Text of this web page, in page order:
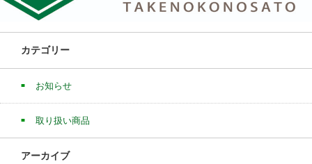
カテゴリー
お知らせ
取り扱い商品
アーカイブ